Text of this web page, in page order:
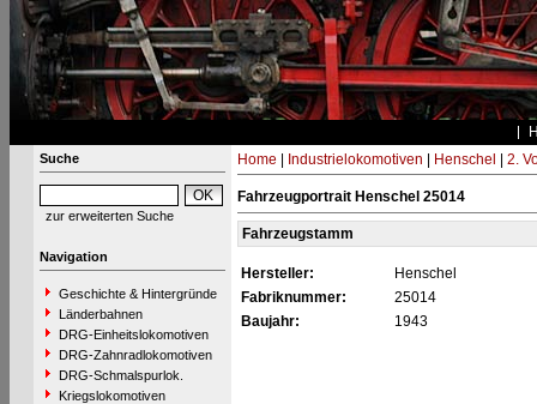
Suche
zur erweiterten Suche
Navigation
Geschichte & Hintergründe
Länderbahnen
DRG-Einheitslokomotiven
DRG-Zahnradlokomotiven
DRG-Schmalspurlok.
Kriegslokomotiven
Home Industrielokomotiven Henschel 2.
Fahrzeugportrait Henschel 25014
Fahrzeugstamm
Hersteller:
Henschel
Fabriknummer:
25014
Baujahr:
1943